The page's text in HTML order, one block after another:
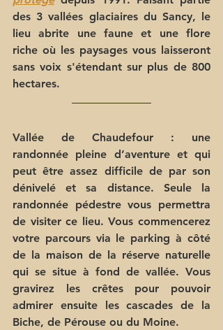
des 3 vallées glaciaires du Sancy, le
lieu abrite une faune et une flore
riche où les paysages vous laisseront
sans voix s'étendant sur plus de 800
hectares.
Vallée de Chaudefour : une
randonnée pleine d’aventure et qui
peut être assez difficile de par son
dénivelé et sa distance. Seule la
randonnée pédestre vous permettra
de visiter ce lieu. Vous commencerez
votre parcours via le parking à côté
de la maison de la réserve naturelle
qui se situe à fond de vallée. Vous
gravirez les crêtes pour pouvoir
admirer ensuite les cascades de la
Biche, de Pérouse ou du Moine.